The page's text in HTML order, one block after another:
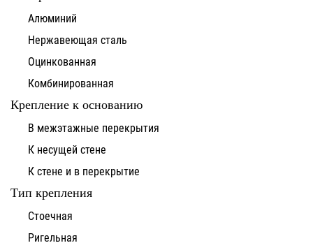
Алюминий
Нержавеющая сталь
Оцинкованная
Комбинированная
Крепление к основанию
В межэтажные перекрытия
К несущей стене
К стене и в перекрытие
Тип крепления
Стоечная
Ригельная